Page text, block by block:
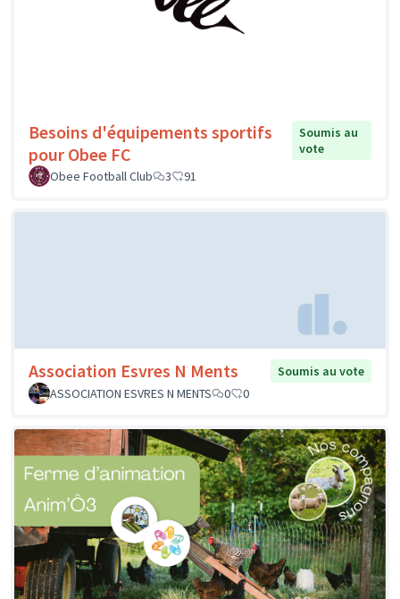
Besoins d'équipements sportifs
pour Obee FC
Soumis au
vote
Obee Football Club
3 91
Association Esvres N Ments
Soumis au vote
ASSOCIATION ESVRES N MENTS
0 0